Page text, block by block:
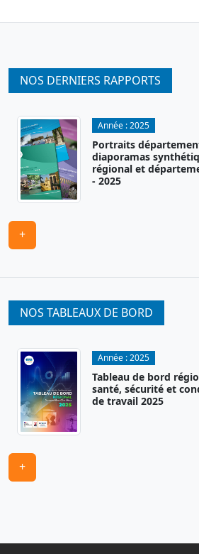
NOS DERNIERS RAPPORTS
Année :2025
Portraits
diaporamas
régional et
- 2025
+
NOS TABLEAUX DE BORD
Année :2025
Tableau de bord
santé, sécurité et
de travail 2025
+